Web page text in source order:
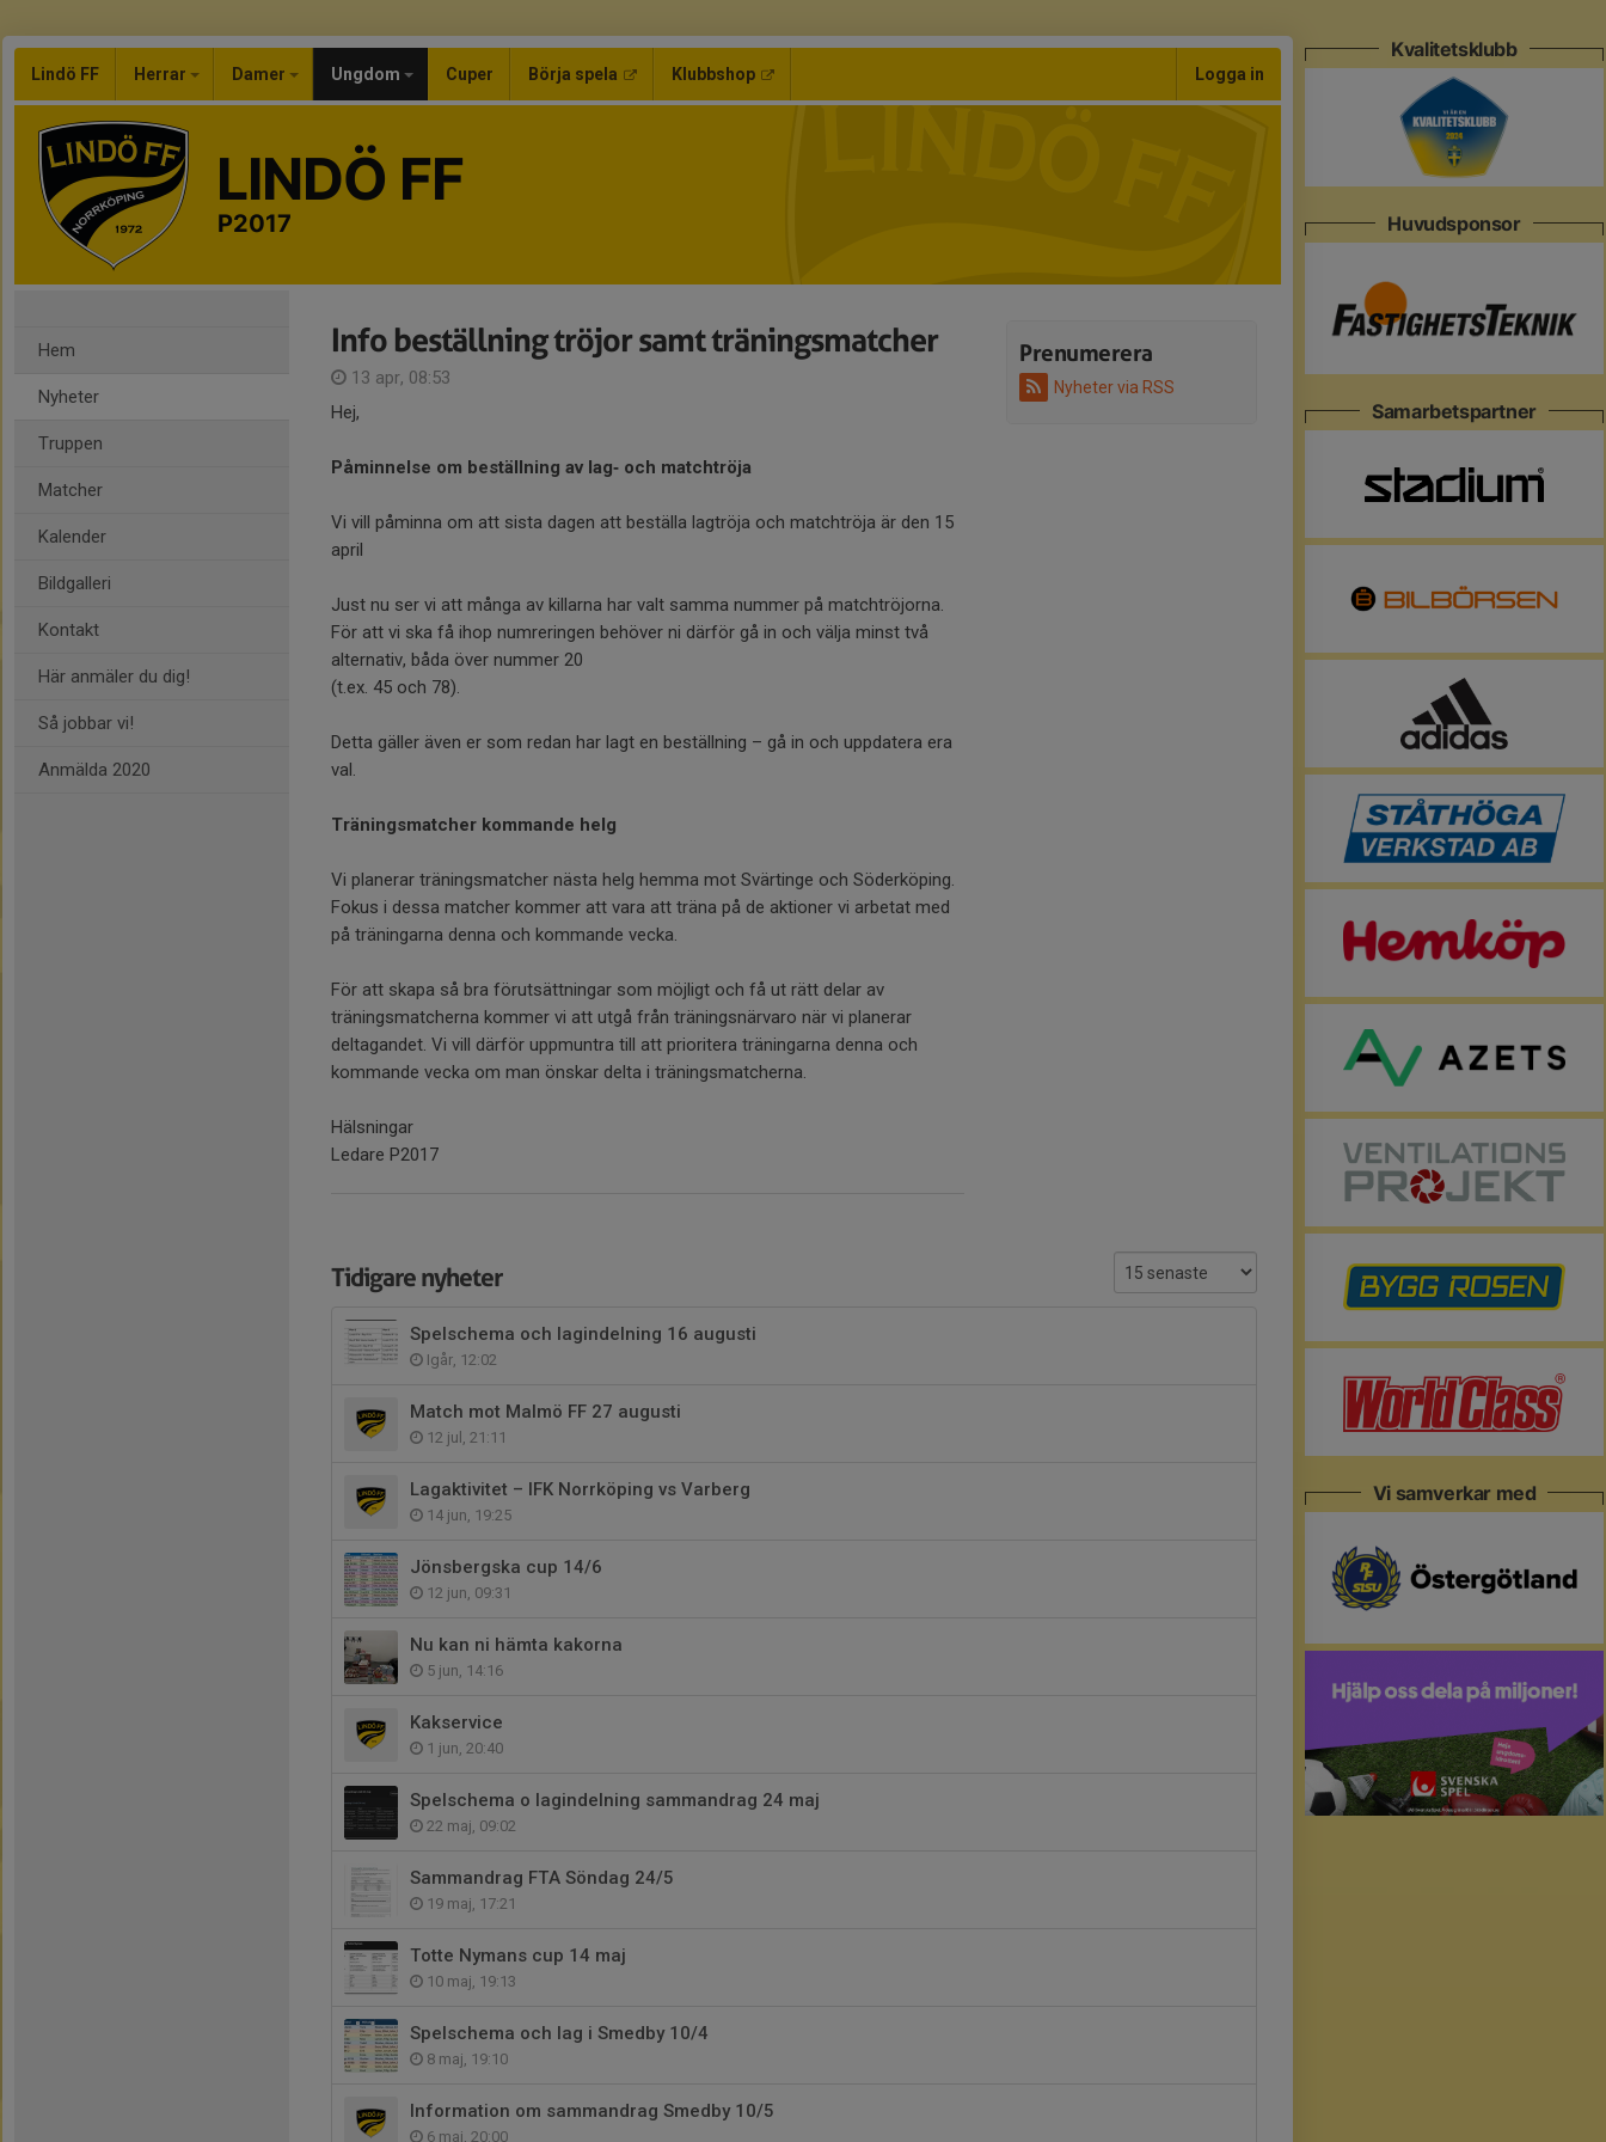
Lindö FF Herrar Damer Ungdom Cuper Börja spela Klubbshop Logga in
LINDÖ FF
P2017
Hem
Nyheter
Truppen
Matcher
Kalender
Bildgalleri
Kontakt
Här anmäler du dig!
Så jobbar vi!
Anmälda 2020
Prenumerera
Nyheter via RSS
Info beställning tröjor samt träningsmatcher
13 apr, 08:53
Hej,
Påminnelse om beställning av lag‑ och matchtröja
Vi vill påminna om att sista dagen att beställa lagtröja och matchtröja är den 15
april
Just nu ser vi att många av killarna har valt samma nummer på matchtröjorna.
För att vi ska få ihop numreringen behöver ni därför gå in och välja minst två
alternativ, båda över nummer 20
(t.ex. 45 och 78).
Detta gäller även er som redan har lagt en beställning – gå in och uppdatera era
val.
Träningsmatcher kommande helg
Vi planerar träningsmatcher nästa helg hemma mot Svärtinge och Söderköping.
Fokus i dessa matcher kommer att vara att träna på de aktioner vi arbetat med
på träningarna denna och kommande vecka.
För att skapa så bra förutsättningar som möjligt och få ut rätt delar av
träningsmatcherna kommer vi att utgå från träningsnärvaro när vi planerar
deltagandet. Vi vill därför uppmuntra till att prioritera träningarna denna och
kommande vecka om man önskar delta i träningsmatcherna.
Hälsningar
Ledare P2017
Tidigare nyheter
Spelschema och lagindelning 16 augusti
Igår, 12:02
Match mot Malmö FF 27 augusti
12 jul, 21:11
Lagaktivitet – IFK Norrköping vs Varberg
14 jun, 19:25
Jönsbergska cup 14/6
12 jun, 09:31
Nu kan ni hämta kakorna
5 jun, 14:16
Kakservice
1 jun, 20:40
Spelschema o lagindelning sammandrag 24 maj
22 maj, 09:02
Sammandrag FTA Söndag 24/5
19 maj, 17:21
Totte Nymans cup 14 maj
10 maj, 19:13
Spelschema och lag i Smedby 10/4
8 maj, 19:10
Information om sammandrag Smedby 10/5
6 maj, 20:00
Kvalitetsklubb
Huvudsponsor
Samarbetspartner
Vi samverkar med